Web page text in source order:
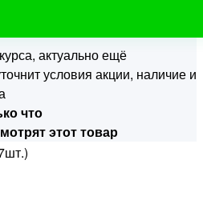
актуально ещё
условия акции, наличие и
что
этот товар